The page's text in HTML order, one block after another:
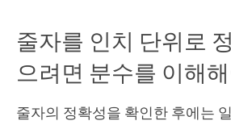
줄자를 인치 단위로
으려면 분수를 이해
줄자의 정확성을 확인한 후에는